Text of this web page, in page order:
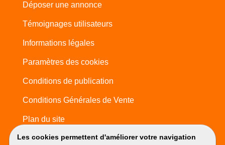
Les cookies permettent d'améliorer votre navigation
Déposer une annonce
Témoignages utilisateurs
Informations légales
Paramètres des cookies
Conditions de publication
Conditions Générales de Vente
Plan du site